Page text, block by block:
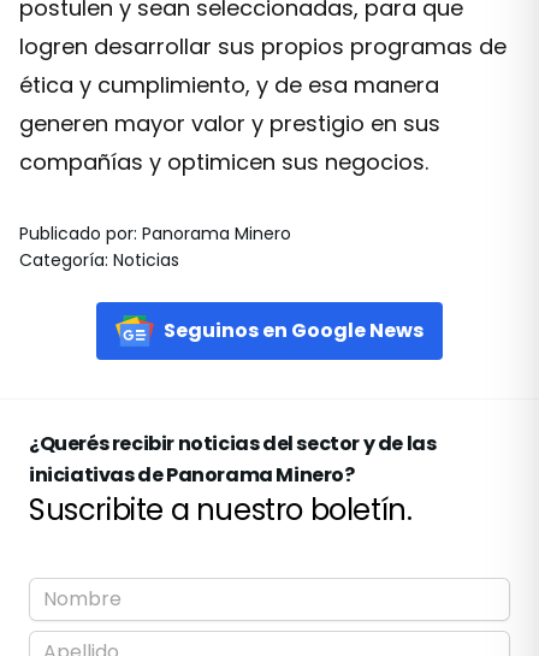
postulen y sean seleccionadas, para que
logren desarrollar sus propios programas de
ética y cumplimiento, y de esa manera
generen mayor valor y prestigio en sus
compañías y optimicen sus negocios.
Publicado por: Panorama Minero
Categoría: Noticias
Seguinos en Google News
¿Querés recibir noticias del sector y de las
iniciativas de Panorama Minero?
Suscribite a nuestro boletín.